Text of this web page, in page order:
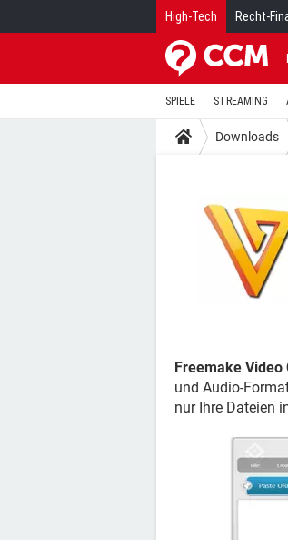
High-Tech Recht-
SPIELE STREAMING
Downloads
Freemake Video
und Audio-
nur Ihre Dateien